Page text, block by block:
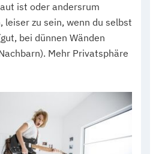
ist oder andersrum
leiser zu sein, wenn du selbst
bei dünnen Wänden
Mehr Privatsphäre